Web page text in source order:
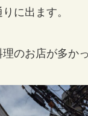
に出ます。
のお店が多か